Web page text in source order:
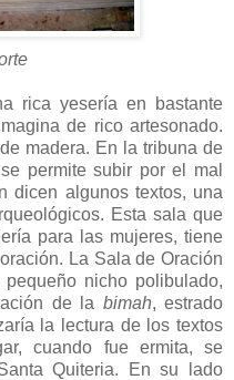
rica yesería en bastante
de rico artesonado.
madera. En la tribuna de
permite subir por el mal
dicen algunos textos, una
Esta sala que
para las mujeres, tiene
La Sala de Oración
nicho polibulado,
de la bimah, estrado
la lectura de los textos
cuando fue ermita, se
Quiteria. En su lado